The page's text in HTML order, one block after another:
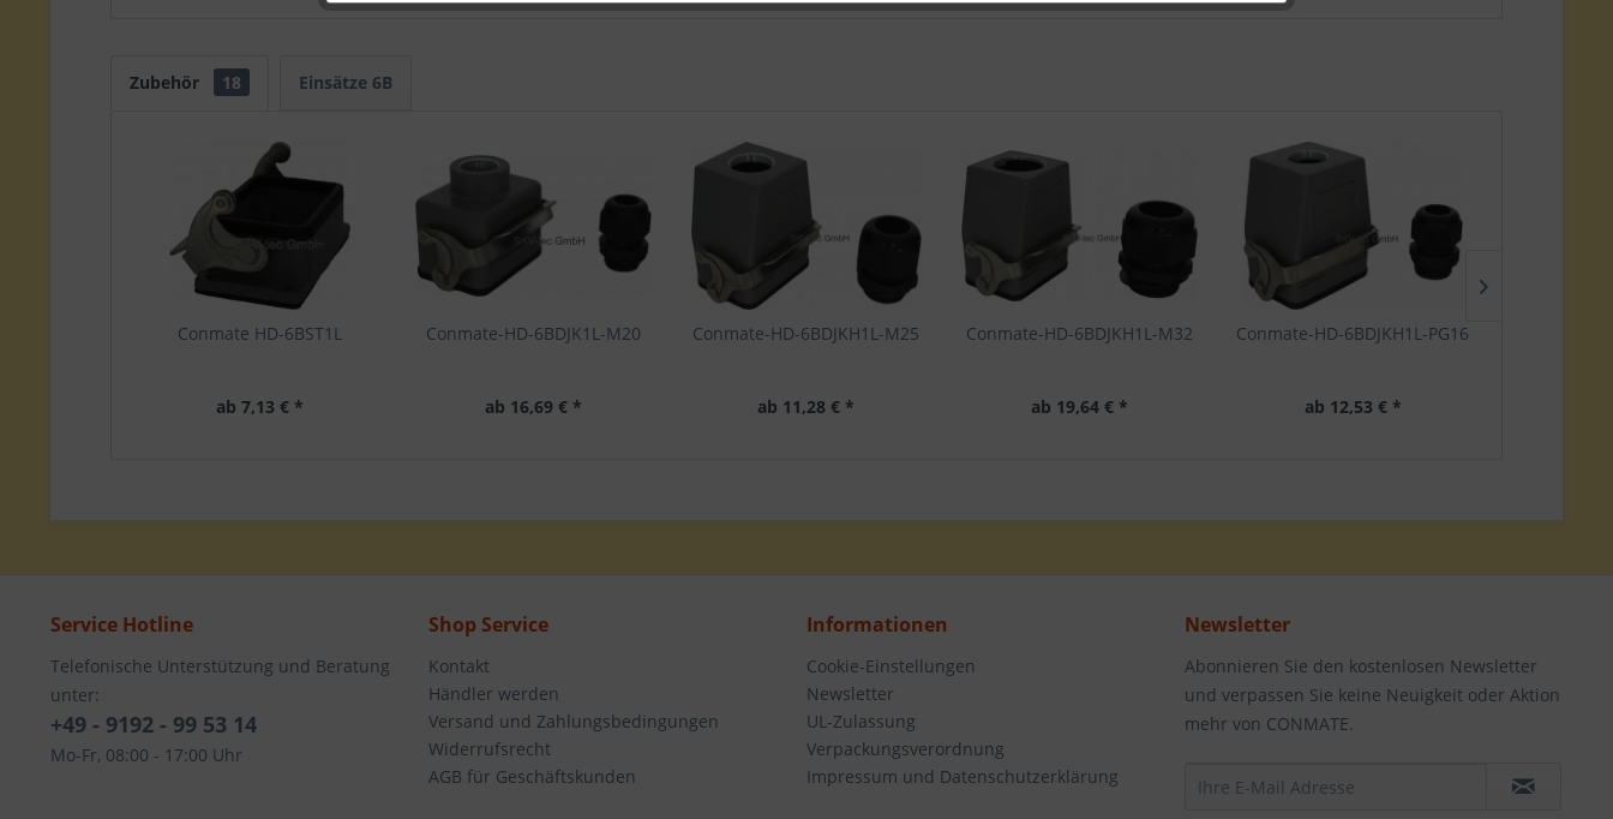
Zubehör 18 Einsätze 6B
Conmate HD-6BST1L
ab 7,13 € *
Conmate-HD-6BDJK1L-M20
ab 16,69 € *
Conmate-HD-6BDJKH1L-M25
ab 11,28 € *
Conmate-HD-6BDJKH1L-M32
ab 19,64 € *
Conmate-HD-6BDJKH1L-PG16
ab 12,53 € *
Service Hotline
Telefonische Unterstützung und Beratung
unter:
+49 - 9192 - 99 53 14
Mo-Fr, 08:00 - 17:00 Uhr
Shop Service
Kontakt
Händler werden
Versand und Zahlungsbedingungen
Widerrufsrecht
AGB für Geschäftskunden
Informationen
Cookie-Einstellungen
Newsletter
UL-Zulassung
Verpackungsverordnung
Impressum und Datenschutzerklärung
Newsletter
Abonnieren Sie den kostenlosen Newsletter
und verpassen Sie keine Neuigkeit oder Aktion
mehr von CONMATE.